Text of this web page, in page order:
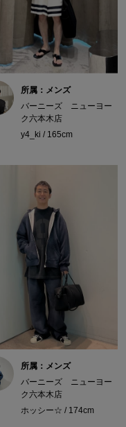
所属：メンズ
バーニーズ ニューヨー
ク六本木店
y4_ki / 165cm
所属：メンズ
バーニーズ ニューヨー
ク六本木店
ホッシー☆ / 174cm